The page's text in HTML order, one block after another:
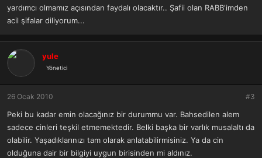
yardımcı olmamız açısından faydalı olacaktır.. Şafii olan RABB'imden
acil şifalar diliyorum...
yule
Yönetici
26 Ocak 2010 #3
Peki bu kadar emin olacağınız bir durummu var. Bahsedilen alem
sadece cinleri teşkil etmemektedir. Belki başka bir varlık musalaltı da
olabilir. Yaşadıklarınızı tam olarak anlatabilirmisiniz. Ya da cin
olduğuna dair bir bilgiyi uygun birisinden mi aldınız.